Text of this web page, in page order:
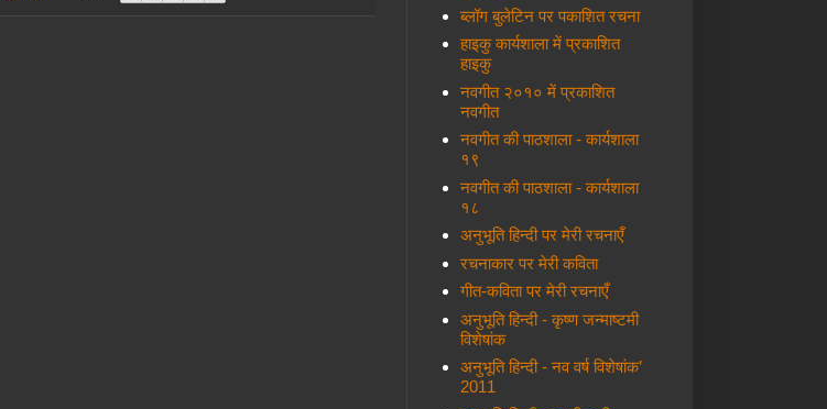
ब्लॉग बुलेटिन पर पकाशित रचना
हाइकु कार्यशाला में प्रकाशित
हाइकु
नवगीत २०१० में प्रकाशित
नवगीत
नवगीत की पाठशाला - कार्यशाला
१९
नवगीत की पाठशाला - कार्यशाला
१८
अनुभूति हिन्दी पर मेरी रचनाएँ
रचनाकार पर मेरी कविता
गीत-कविता पर मेरी रचनाएँ
अनुभूति हिन्दी - कृष्ण जन्माष्टमी
विशेषांक
अनुभूति हिन्दी - नव वर्ष विशेषांक’
2011